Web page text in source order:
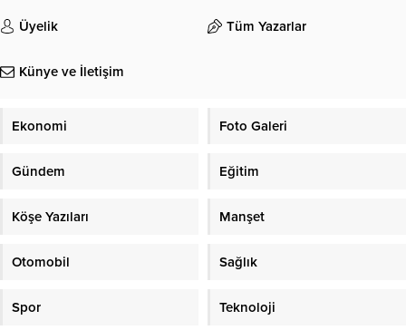
Üyelik Tüm Yazarlar
Künye ve İletişim
Ekonomi Foto Galeri
Gündem Eğitim
Köşe Yazıları Manşet
Otomobil Sağlık
Spor Teknoloji